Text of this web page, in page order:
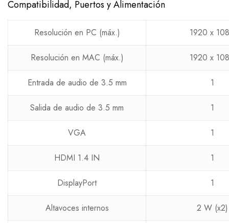
Compatibilidad, Puertos y Alimentación
Resolución en PC (máx.) 1920 x
Resolución en MAC (máx.) 1920 x
Entrada de audio de 3.5 mm 1
Salida de audio de 3.5 mm 1
VGA 1
HDMI 1.4 IN 1
DisplayPort 1
Altavoces internos 2 W (x2)